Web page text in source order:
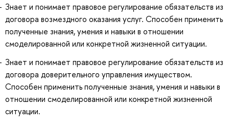
Знает и понимает правовое регулирование обязательств из
договора возмездного оказания услуг. Способен применить
полученные знания, умения и навыки в отношении
смоделированной или конкретной жизненной ситуации.
Знает и понимает правовое регулирование обязательств из
договора доверительного управления имуществом.
Способен применить полученные знания, умения и навыки в
отношении смоделированной или конкретной жизненной
ситуации.